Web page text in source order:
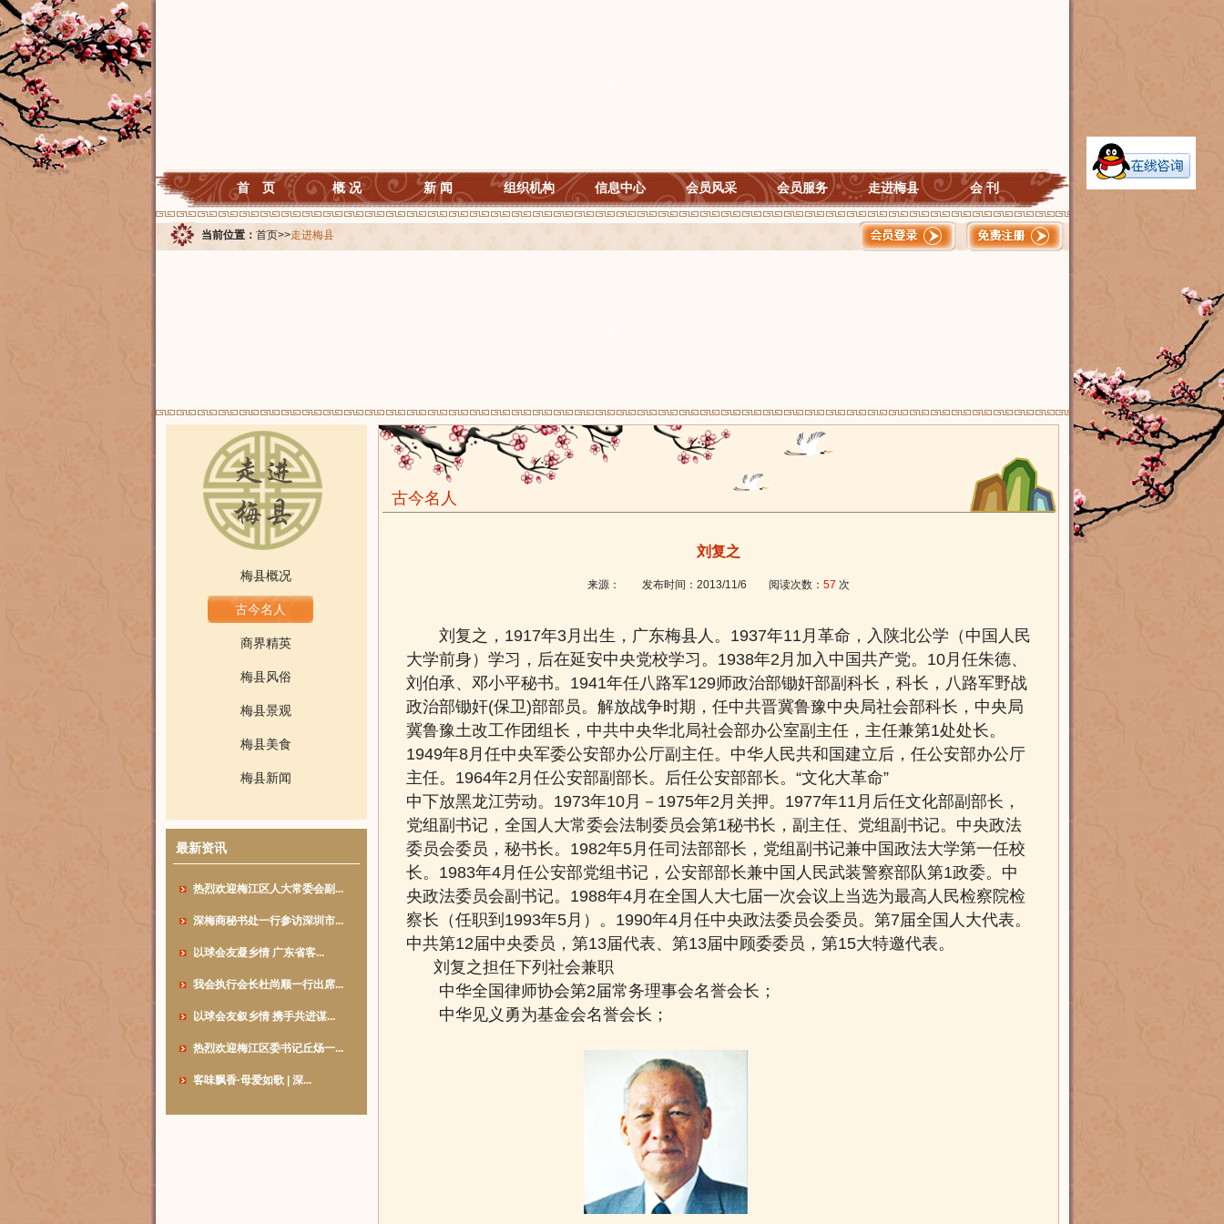
首 页 概 况 新 闻 组织机构 信息中心 会员风采 会员服务 走进梅县 会 刊
当前位置： 首页>>走进梅县
梅县概况
古今名人
商界精英
梅县风俗
梅县景观
梅县美食
梅县新闻
最新资讯
热烈欢迎梅江区人大常委会副...
深梅商秘书处一行参访深圳市...
以球会友凝乡情 广东省客...
我会执行会长杜尚顺一行出席...
以球会友叙乡情 携手共进谋...
热烈欢迎梅江区委书记丘炀一...
客味飘香·母爱如歌 | 深...
古今名人
刘复之
来源： 发布时间： 2013/11/6 阅读次数： 57 次
刘复之，1917年3月出生，广东梅县人。1937年11月革命，入陕北公学（中国人民
大学前身）学习，后在延安中央党校学习。1938年2月加入中国共产党。10月任朱德、
刘伯承、邓小平秘书。1941年任八路军129师政治部锄奸部副科长，科长，八路军野战
政治部锄奸(保卫)部部员。解放战争时期，任中共晋冀鲁豫中央局社会部科长，中央局
冀鲁豫土改工作团组长，中共中央华北局社会部办公室副主任，主任兼第1处处长。
1949年8月任中央军委公安部办公厅副主任。中华人民共和国建立后，任公安部办公厅
主任。1964年2月任公安部副部长。后任公安部部长。“文化大革命”
中下放黑龙江劳动。1973年10月－1975年2月关押。1977年11月后任文化部副部长，
党组副书记，全国人大常委会法制委员会第1秘书长，副主任、党组副书记。中央政法
委员会委员，秘书长。1982年5月任司法部部长，党组副书记兼中国政法大学第一任校
长。1983年4月任公安部党组书记，公安部部长兼中国人民武装警察部队第1政委。中
央政法委员会副书记。1988年4月在全国人大七届一次会议上当选为最高人民检察院检
察长（任职到1993年5月）。1990年4月任中央政法委员会委员。第7届全国人大代表。
中共第12届中央委员，第13届代表、第13届中顾委委员，第15大特邀代表。
刘复之担任下列社会兼职
中华全国律师协会第2届常务理事会名誉会长；
中华见义勇为基金会名誉会长；